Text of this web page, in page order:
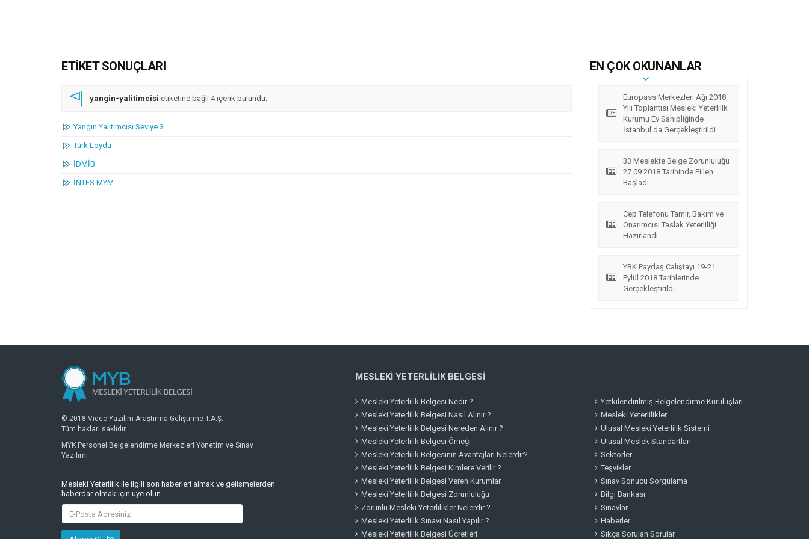
ETIKET SONUÇLARI
yangin-yalitimcisi etiketine bağlı 4 içerik bulundu.
Yangın Yalıtımcısı Seviye 3
Türk Loydu
İDMİB
İNTES MYM
EN ÇOK OKUNANLAR
Europass Merkezleri Ağı 2018
Yılı Toplantısı Mesleki Yeterlilik
Kurumu Ev Sahipliğinde
İstanbul’da Gerçekleştirildi.
33 Meslekte Belge Zorunluluğu
27.09.2018 Tarihinde Fiilen
Başladı
Cep Telefonu Tamir, Bakım ve
Onarımcısı Taslak Yeterliliği
Hazırlandı
YBK Paydaş Calıştayı 19-21
Eylül 2018 Tarihlerinde
Gerçekleştirildi
© 2018 Vidco Yazılım Araştırma Geliştirme T.A.Ş.
Tüm hakları saklıdır.
MYK Personel Belgelendirme Merkezleri Yönetim ve Sınav
Yazılımı
Mesleki Yeterlilik ile ilgili son haberleri almak ve gelişmelerden
haberdar olmak için üye olun.
MESLEKI YETERLILIK BELGESI
Mesleki Yeterlilik Belgesi Nedir ?
Mesleki Yeterlilik Belgesi Nasıl Alınır ?
Mesleki Yeterlilik Belgesi Nereden Alınır ?
Mesleki Yeterlilik Belgesi Örneği
Mesleki Yeterlilik Belgesinin Avantajları Nelerdir?
Mesleki Yeterlilik Belgesi Kimlere Verilir ?
Mesleki Yeterlilik Belgesi Veren Kurumlar
Mesleki Yeterlilik Belgesi Zorunluluğu
Zorunlu Mesleki Yeterlilikler Nelerdir ?
Mesleki Yeterlilik Sınavı Nasıl Yapılır ?
Mesleki Yeterlilik Belgesi Ücretleri
Yetkilendirilmiş Belgelendirme Kuruluşları
Mesleki Yeterlilikler
Ulusal Mesleki Yeterlilik Sistemi
Ulusal Meslek Standartları
Sektörler
Teşvikler
Sınav Sonucu Sorgulama
Bilgi Bankası
Sınavlar
Haberler
Sıkça Sorulan Sorular